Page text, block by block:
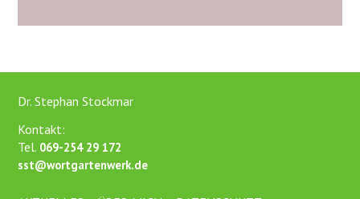
Dr. Stephan Stockmar
Kontakt:
Tel. 069-254 29 172
sst@wortgartenwerk.de